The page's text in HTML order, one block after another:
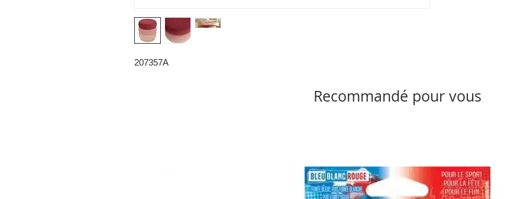
207357A
Recommandé pour vous